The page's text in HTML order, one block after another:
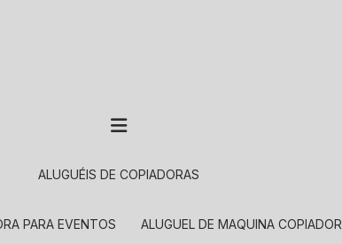
ALUGUÉIS DE COPIADORAS
PARA EVENTOS ALUGUEL DE MAQUINA